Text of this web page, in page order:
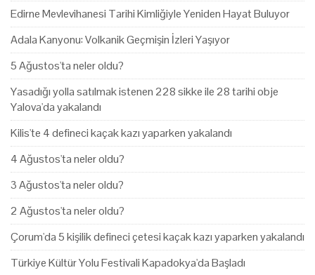
Edirne Mevlevihanesi Tarihi Kimliğiyle Yeniden Hayat Buluyor
Adala Kanyonu: Volkanik Geçmişin İzleri Yaşıyor
5 Ağustos'ta neler oldu?
Yasadığı yolla satılmak istenen 228 sikke ile 28 tarihi obje
Yalova'da yakalandı
Kilis'te 4 defineci kaçak kazı yaparken yakalandı
4 Ağustos'ta neler oldu?
3 Ağustos'ta neler oldu?
2 Ağustos'ta neler oldu?
Çorum'da 5 kişilik defineci çetesi kaçak kazı yaparken yakalandı
Türkiye Kültür Yolu Festivali Kapadokya'da Başladı